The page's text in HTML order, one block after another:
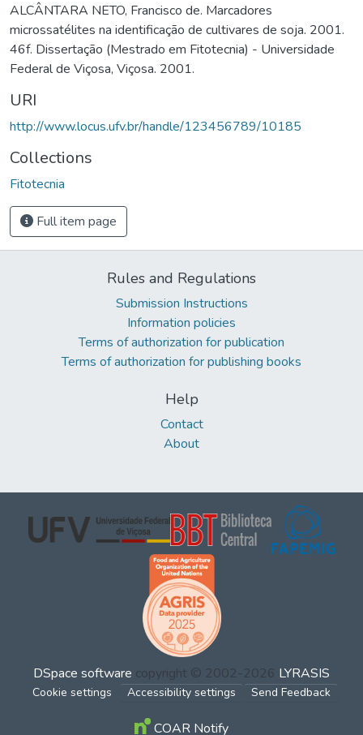
ALCÂNTARA NETO, Francisco de. Marcadores
microssatélites na identificação de cultivares de soja. 2001.
46f. Dissertação (Mestrado em Fitotecnia) - Universidade
Federal de Viçosa, Viçosa. 2001.
URI
http://www.locus.ufv.br/handle/123456789/10185
Collections
Fitotecnia
Full item page
Rules and Regulations
Submission Instructions
Information policies
Terms of authorization for publication
Terms of authorization for publishing books
Help
Contact
About
DSpace software copyright © 2002-2026 LYRASIS
Cookie settings Accessibility settings Send Feedback
COAR Notify